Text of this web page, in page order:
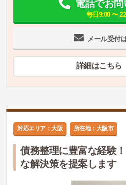
メール受付
電話でお
毎日9:00 〜
詳細はこちら
対応エリア：大阪 所在地：大阪市
債務整理に豊富な経験
な解決策を提案します